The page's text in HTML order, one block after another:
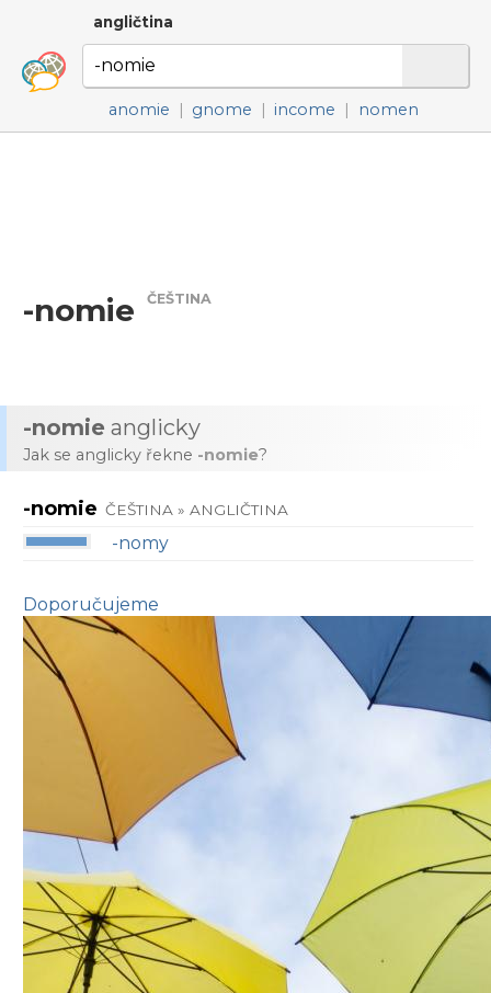
angličtina
anomie | gnome | income | nomen
-nomie ČEŠTINA
-nomie anglicky
Jak se anglicky řekne -nomie?
-nomie ČEŠTINA » ANGLIČTINA
-nomy
Doporučujeme